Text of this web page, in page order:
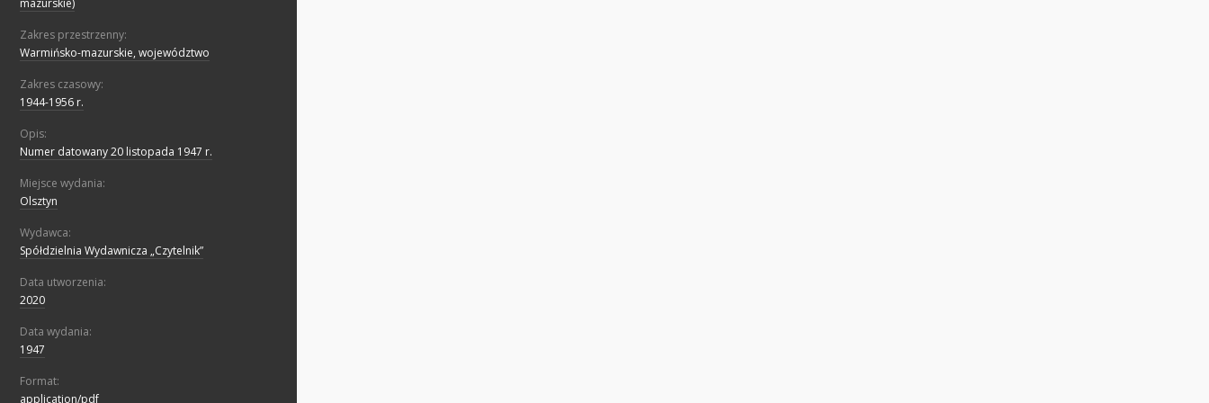
mazurskie)
Zakres przestrzenny:
Warmińsko-mazurskie, województwo
Zakres czasowy:
1944-1956 r.
Opis:
Numer datowany 20 listopada 1947 r.
Miejsce wydania:
Olsztyn
Wydawca:
Spółdzielnia Wydawnicza „Czytelnik”
Data utworzenia:
2020
Data wydania:
1947
Format:
application/pdf